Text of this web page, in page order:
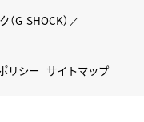
（G-SHOCK）
リシー サイトマップ